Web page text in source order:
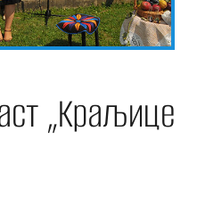
„краљице